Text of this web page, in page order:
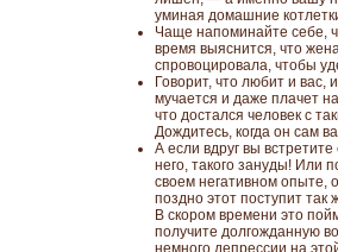
уминая домашние
Чаще напоминайте себе,
время выяснится, что
спровоцировала, чтобы
Говорит, что любит и
мучается и даже плачет
что достался человек с
Дождитесь, когда он сам
А если вдруг вы
него, такого зануды! Или
своем негативном опыте,
поздно этот поступит
В скором времени это
получите долгожданную
немного депрессии на